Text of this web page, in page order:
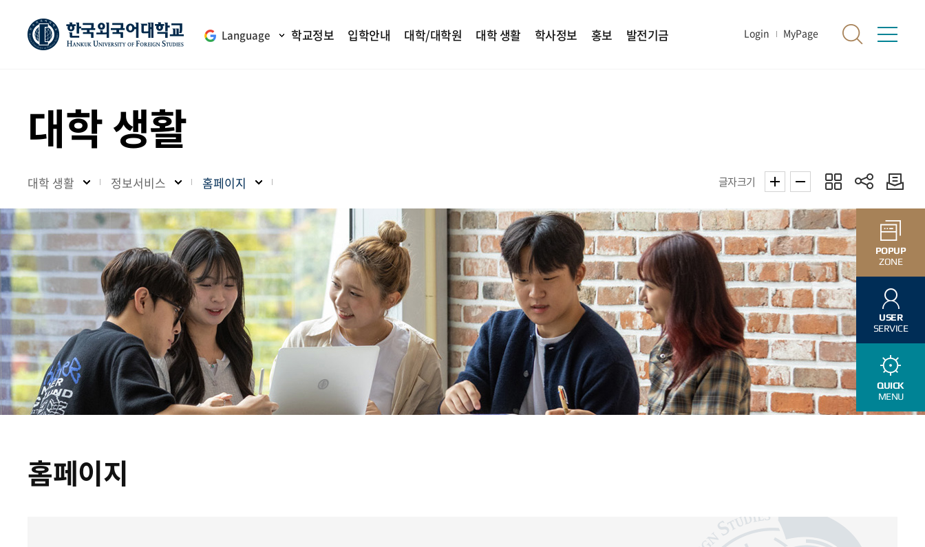
Language 학교정보 입학안내 대학/대학원 대학 생활 학사정보 홍보 발전기금 Login MyPage
POPUP
ZONE
USER
SERVICE
QUICK
MENU
대학 생활
대학 생활 정보서비스 홈페이지 글자크기
홈페이지